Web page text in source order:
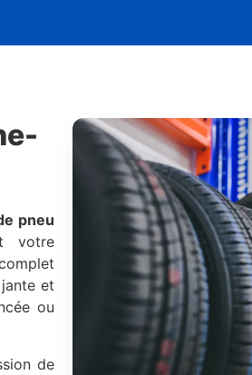
pneu
votre
et
ou
de